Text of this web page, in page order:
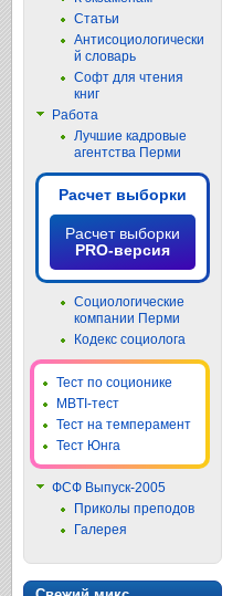
Статьи
Антисоциологически
й словарь
Софт для чтения
книг
Работа
Лучшие кадровые
агентства Перми
Расчет выборки
Расчет выборки
PRO-версия
Социологические
компании Перми
Кодекс социолога
Тест по соционике
MBTI-тест
Тест на темперамент
Тест Юнга
ФСФ Выпуск-2005
Приколы преподов
Галерея